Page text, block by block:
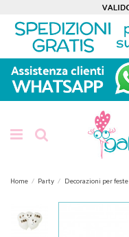
Home Party Decorazioni per feste